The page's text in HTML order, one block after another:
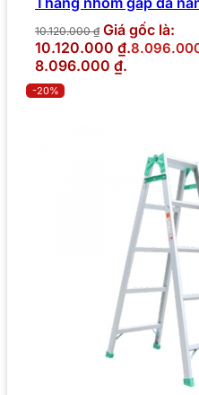
10.120.000₫ Giá gốc là:
10.120.000 ₫.
8.096.000 ₫.
-20%